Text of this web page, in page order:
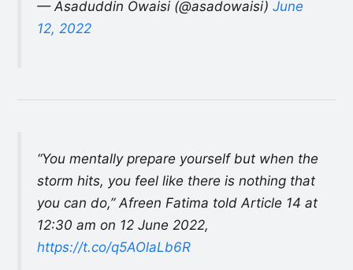
— Asaduddin Owaisi (@asadowaisi) June
12, 2022
“You mentally prepare yourself but when the
storm hits, you feel like there is nothing that
you can do,” Afreen Fatima told Article 14 at
12:30 am on 12 June 2022,
https://t.co/q5AOlaLb6R